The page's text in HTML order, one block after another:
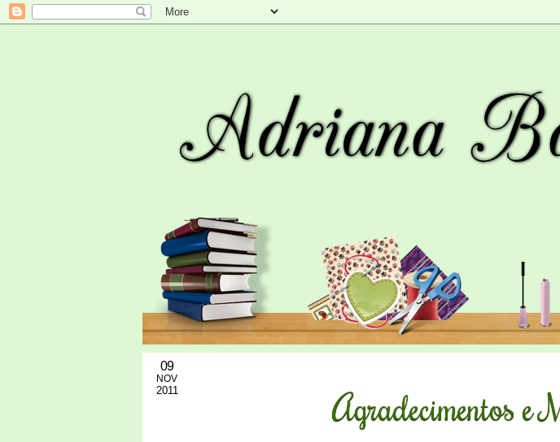
09
NOV
2011 Agradecimentos e